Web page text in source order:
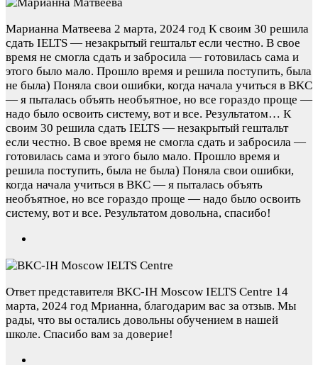
Марианна Матвеева 2 марта, 2024 год К своим 30 решила
сдать IELTS — незакрытый гештальт если честно. В свое
время не смогла сдать и забросила — готовилась сама и
этого было мало. Прошло время и решила поступить, была
не была) Поняла свои ошибки, когда начала учиться в BKC
— я пыталась объять необъятное, но все гораздо проще —
надо было освоить систему, вот и все. Результатом… К
своим 30 решила сдать IELTS — незакрытый гештальт
если честно. В свое время не смогла сдать и забросила —
готовилась сама и этого было мало. Прошло время и
решила поступить, была не была) Поняла свои ошибки,
когда начала учиться в BKC — я пыталась объять
необъятное, но все гораздо проще — надо было освоить
систему, вот и все. Результатом довольна, спасибо!
Ответ представителя BKC-IH Moscow IELTS Centre 14
марта, 2024 год Мрианна, благодарим вас за отзыв. Мы
рады, что вы остались довольны обучением в нашей
школе. Спасибо вам за доверие!